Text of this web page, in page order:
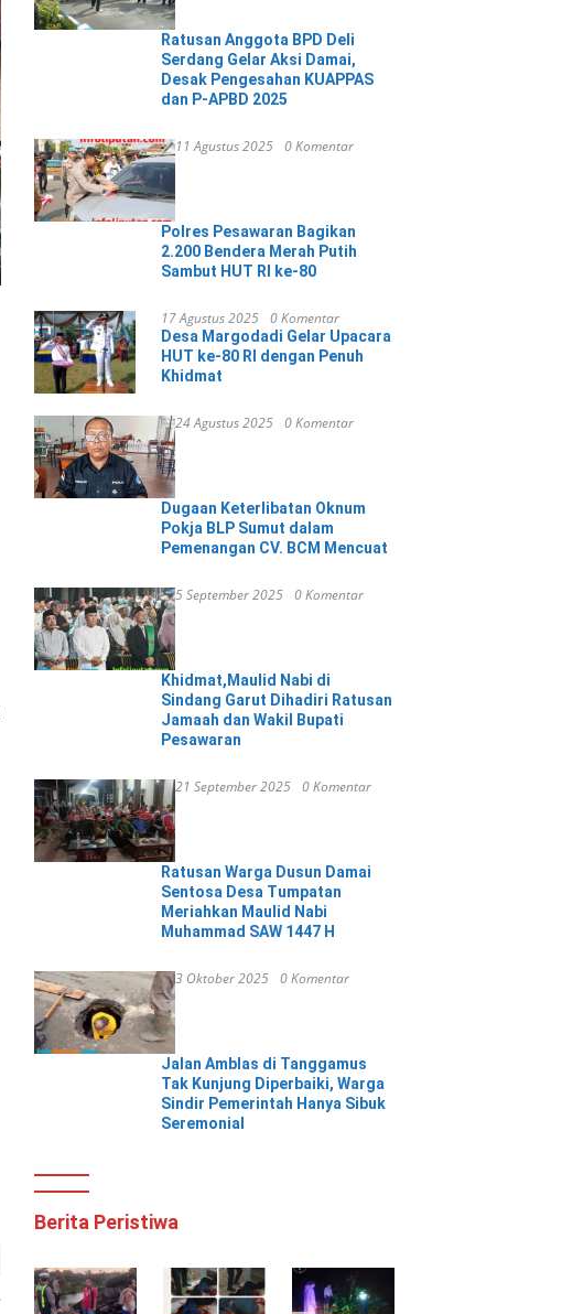
Ratusan Anggota BPD Deli
Serdang Gelar Aksi Damai,
Desak Pengesahan KUAPPAS
dan P-APBD 2025
11 Agustus 2025 0 Komentar
Polres Pesawaran Bagikan
2.200 Bendera Merah Putih
Sambut HUT RI ke-80
17 Agustus 2025 0 Komentar
Desa Margodadi Gelar Upacara
HUT ke-80 RI dengan Penuh
Khidmat
24 Agustus 2025 0 Komentar
Dugaan Keterlibatan Oknum
Pokja BLP Sumut dalam
Pemenangan CV. BCM Mencuat
5 September 2025 0 Komentar
Khidmat,Maulid Nabi di
Sindang Garut Dihadiri Ratusan
Jamaah dan Wakil Bupati
Pesawaran
21 September 2025 0 Komentar
Ratusan Warga Dusun Damai
Sentosa Desa Tumpatan
Meriahkan Maulid Nabi
Muhammad SAW 1447 H
3 Oktober 2025 0 Komentar
Jalan Amblas di Tanggamus
Tak Kunjung Diperbaiki, Warga
Sindir Pemerintah Hanya Sibuk
Seremonial
Berita Peristiwa